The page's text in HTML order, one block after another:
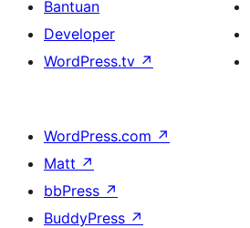
Bantuan
Developer
WordPress.tv ↗
WordPress.com ↗
Matt ↗
bbPress ↗
BuddyPress ↗